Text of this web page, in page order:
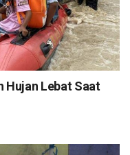
Hujan Lebat Saat